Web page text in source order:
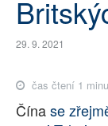
TÉMATA
AUTOŘI
29. 9. 2021
čas čtení 1
Čínase